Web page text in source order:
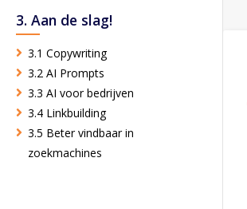
3. Aan de slag!
3.1 Copywriting
3.2 AI Prompts
3.3 AI voor bedrijven
3.4 Linkbuilding
3.5 Beter vindbaar in
zoekmachines